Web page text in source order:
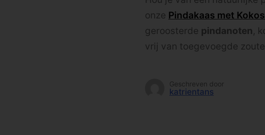
onze Pindakaas met
geroosterde pindanoten,
vrij van toegevoegde
Geschreven door
katrientans